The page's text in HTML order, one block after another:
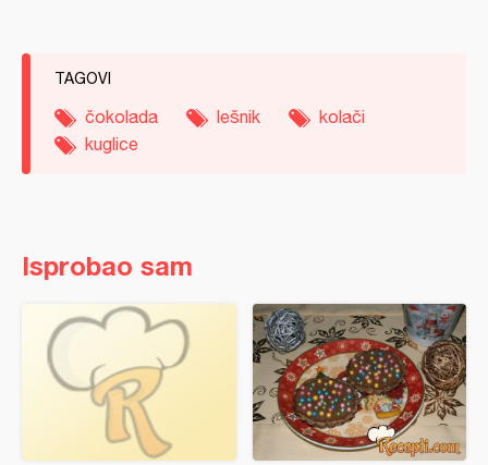
TAGOVI
čokolada lešnik
kolači
kuglice
Isprobao sam